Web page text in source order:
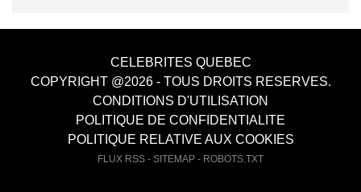
CELEBRITES QUEBEC
COPYRIGHT @2026 - TOUS DROITS RESERVES.
CONDITIONS D'UTILISATION
POLITIQUE DE CONFIDENTIALITE
POLITIQUE RELATIVE AUX COOKIES
FLUX RSS - SITEMAP - ROBOTS.TXT